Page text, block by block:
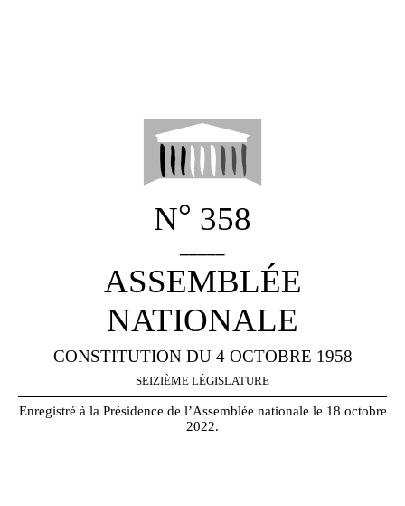
N° 358
ASSEMBLÉE
NATIONALE
CONSTITUTION DU 4 OCTOBRE 1958
SEIZIÈME LÉGISLATURE
Enregistré à la Présidence de l’Assemblée nationale le 18 octobre
2022.